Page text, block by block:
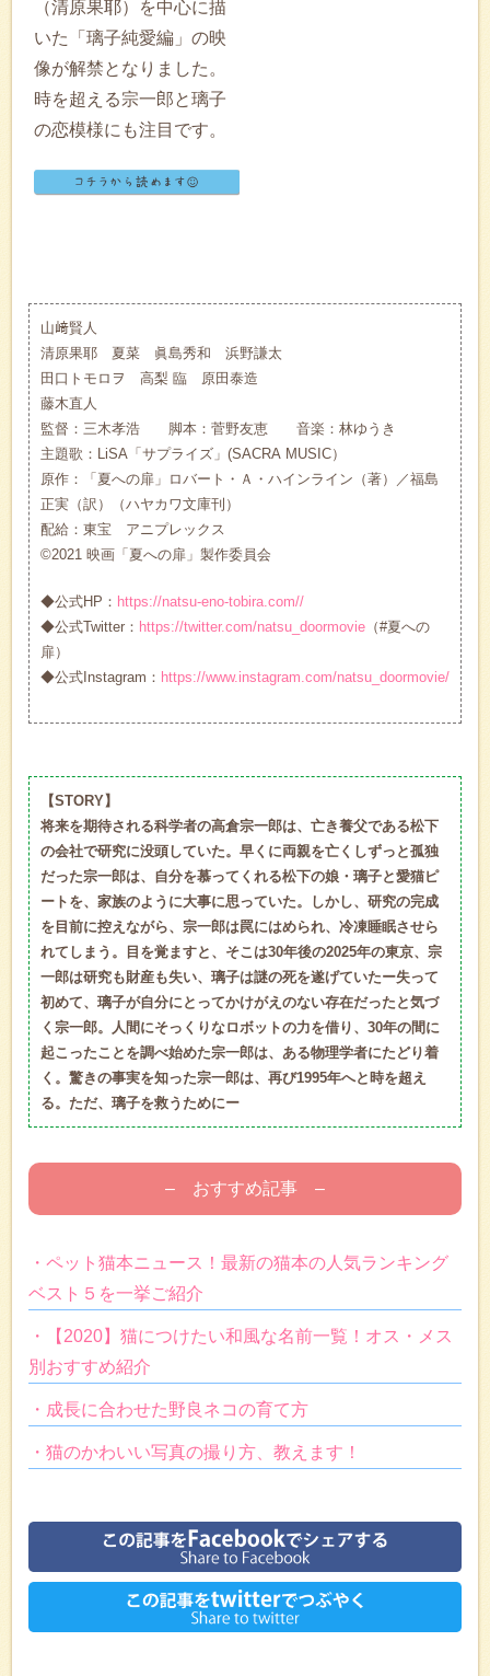
（清原果耶）を中心に描
いた「璃子純愛編」の映
像が解禁となりました。
時を超える宗一郎と璃子
の恋模様にも注目です。
山﨑賢人
清原果耶 夏菜 眞島秀和 浜野謙太
田口トモロヲ 高梨 臨 原田泰造
藤木直人
監督：三木孝浩 脚本：菅野友恵 音楽：林ゆうき
主題歌：LiSA「サプライズ」(SACRA MUSIC）
原作：「夏への扉」ロバート・Ａ・ハインライン（著）／福島
正実（訳）（ハヤカワ文庫刊）
配給：東宝 アニプレックス
©2021 映画「夏への扉」製作委員会
◆公式HP： https://natsu-eno-tobira.com//
◆公式Twitter： https://twitter.com/natsu_doormovie （#夏への
扉）
◆公式Instagram： https://www.instagram.com/natsu_doormovie/
【STORY】
将来を期待される科学者の高倉宗一郎は、亡き養父である松下
の会社で研究に没頭していた。早くに両親を亡くしずっと孤独
だった宗一郎は、自分を慕ってくれる松下の娘・璃子と愛猫ピ
ートを、家族のように大事に思っていた。しかし、研究の完成
を目前に控えながら、宗一郎は罠にはめられ、冷凍睡眠させら
れてしまう。目を覚ますと、そこは30年後の2025年の東京、宗
一郎は研究も財産も失い、璃子は謎の死を遂げていたー失って
初めて、璃子が自分にとってかけがえのない存在だったと気づ
く宗一郎。人間にそっくりなロボットの力を借り、30年の間に
起こったことを調べ始めた宗一郎は、ある物理学者にたどり着
く。驚きの事実を知った宗一郎は、再び1995年へと時を超え
る。ただ、璃子を救うためにー
– おすすめ記事 –
・ペット猫本ニュース！最新の猫本の人気ランキング
ベスト５を一挙ご紹介
・【2020】猫につけたい和風な名前一覧！オス・メス
別おすすめ紹介
・成長に合わせた野良ネコの育て方
・猫のかわいい写真の撮り方、教えます！